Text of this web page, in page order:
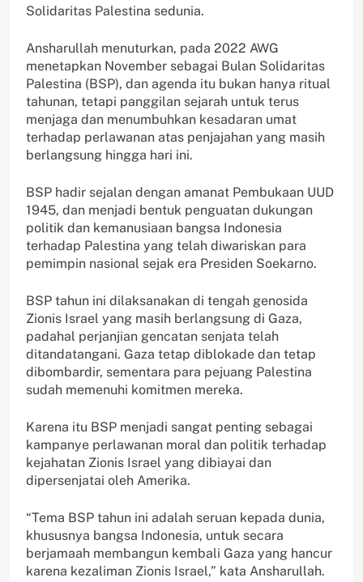
Solidaritas Palestina sedunia.
Ansharullah menuturkan, pada 2022 AWG
menetapkan November sebagai Bulan Solidaritas
Palestina (BSP), dan agenda itu bukan hanya ritual
tahunan, tetapi panggilan sejarah untuk terus
menjaga dan menumbuhkan kesadaran umat
terhadap perlawanan atas penjajahan yang masih
berlangsung hingga hari ini.
BSP hadir sejalan dengan amanat Pembukaan UUD
1945, dan menjadi bentuk penguatan dukungan
politik dan kemanusiaan bangsa Indonesia
terhadap Palestina yang telah diwariskan para
pemimpin nasional sejak era Presiden Soekarno.
BSP tahun ini dilaksanakan di tengah genosida
Zionis Israel yang masih berlangsung di Gaza,
padahal perjanjian gencatan senjata telah
ditandatangani. Gaza tetap diblokade dan tetap
dibombardir, sementara para pejuang Palestina
sudah memenuhi komitmen mereka.
Karena itu BSP menjadi sangat penting sebagai
kampanye perlawanan moral dan politik terhadap
kejahatan Zionis Israel yang dibiayai dan
dipersenjatai oleh Amerika.
“Tema BSP tahun ini adalah seruan kepada dunia,
khususnya bangsa Indonesia, untuk secara
berjamaah membangun kembali Gaza yang hancur
karena kezaliman Zionis Israel,” kata Ansharullah.